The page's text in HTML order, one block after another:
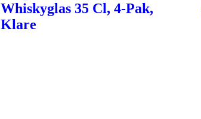
Whiskyglas 35 Cl, 4-Pak,
Klare